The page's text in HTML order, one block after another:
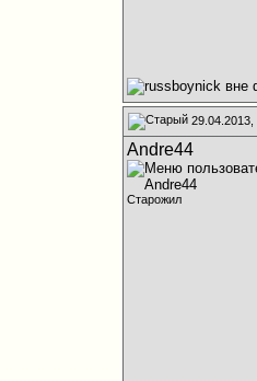
29.04.2013,
Andre44
Старожил